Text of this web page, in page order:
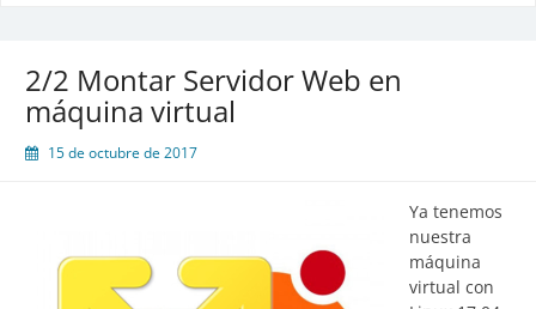
2/2 Montar Servidor Web en
máquina virtual
15 de octubre de 2017
Ya tenemos
nuestra
máquina
virtual con